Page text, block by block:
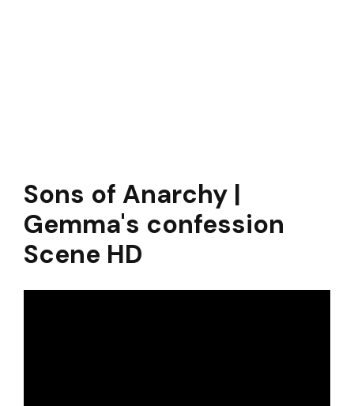
Sons of Anarchy |
Gemma's confession
Scene HD